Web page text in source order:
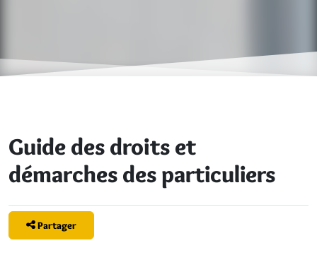
Guide des droits et
démarches des particuliers
Partager